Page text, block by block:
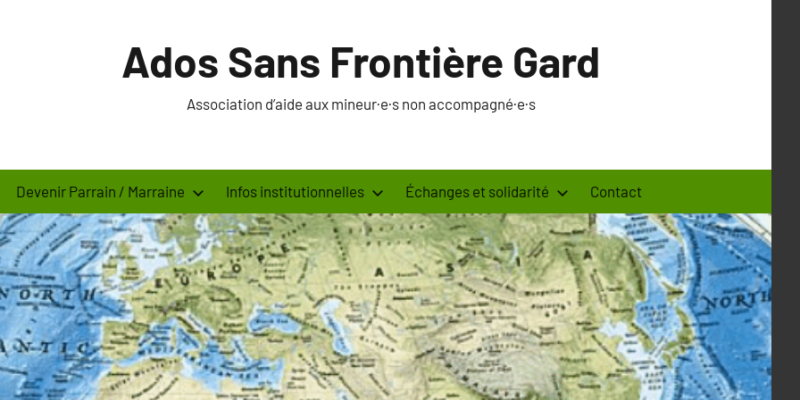
Ados Sans Frontière Gard
Association d’aide aux mineur·e·s non accompagné·e·s
Devenir Parrain / Marraine Infos institutionnelles Échanges et solidarité Contact